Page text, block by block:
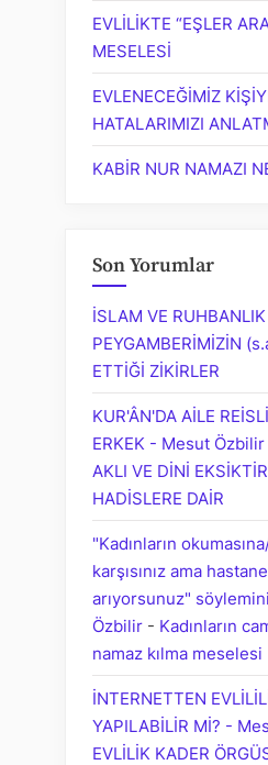
EVLİLİKTE “EŞLER
MESELESİ
EVLENECEĞİMİZ
HATALARIMIZI
KABİR NUR NAMAZI
Son Yorumlar
İSLAM VE
PEYGAMBERİMİZİN
ETTİĞİ ZİKİRLER
KUR'ÂN'DA AİLE
ERKEK - Mesut Özbilir
AKLI VE DİNİ
HADİSLERE DAİR
"Kadınların
karşısınız ama
arıyorsunuz"
Özbilir - Kadınların
namaz kılma meselesi
İNTERNETTEN
YAPILABİLİR Mİ? -
EVLİLİK KADER